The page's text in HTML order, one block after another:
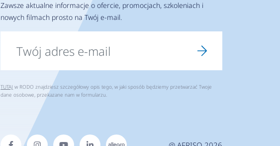
Zawsze aktualne informacje o ofercie, promocjach, szkoleniach i
nowych filmach prosto na Twój e-mail.
TUTAJ w RODO znajdziesz szczegółowy opis tego, w jaki sposób będziemy przetwarzać Twoje
dane osobowe, przekazane nam w formularzu.